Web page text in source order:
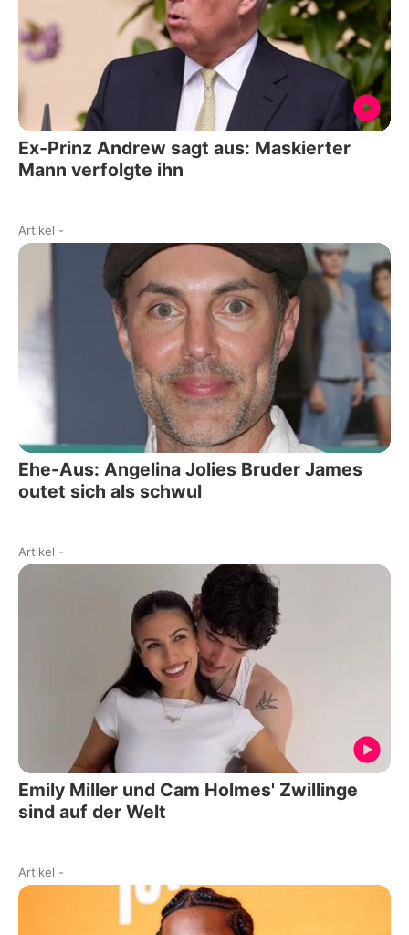
Ex-Prinz Andrew sagt aus: Maskierter
Mann verfolgte ihn
Artikel -
Ehe-Aus: Angelina Jolies Bruder James
outet sich als schwul
Artikel -
Emily Miller und Cam Holmes' Zwillinge
sind auf der Welt
Artikel -